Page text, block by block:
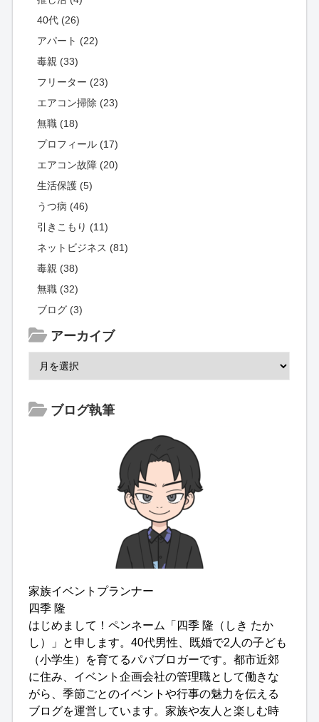
40代 (26)
アパート (22)
毒親 (33)
フリーター (23)
エアコン掃除 (23)
無職 (18)
プロフィール (17)
エアコン故障 (20)
生活保護 (5)
うつ病 (46)
引きこもり (11)
ネットビジネス (81)
毒親 (38)
無職 (32)
ブログ (3)
アーカイブ
ブログ執筆
家族イベントプランナー
四季 隆
はじめまして！ペンネーム「四季 隆（しき たか
し）」と申します。40代男性、既婚で2人の子ども
（小学生）を育てるパパブロガーです。都市近郊
に住み、イベント企画会社の管理職として働きな
がら、季節ごとのイベントや行事の魅力を伝える
ブログを運営しています。家族や友人と楽しむ時